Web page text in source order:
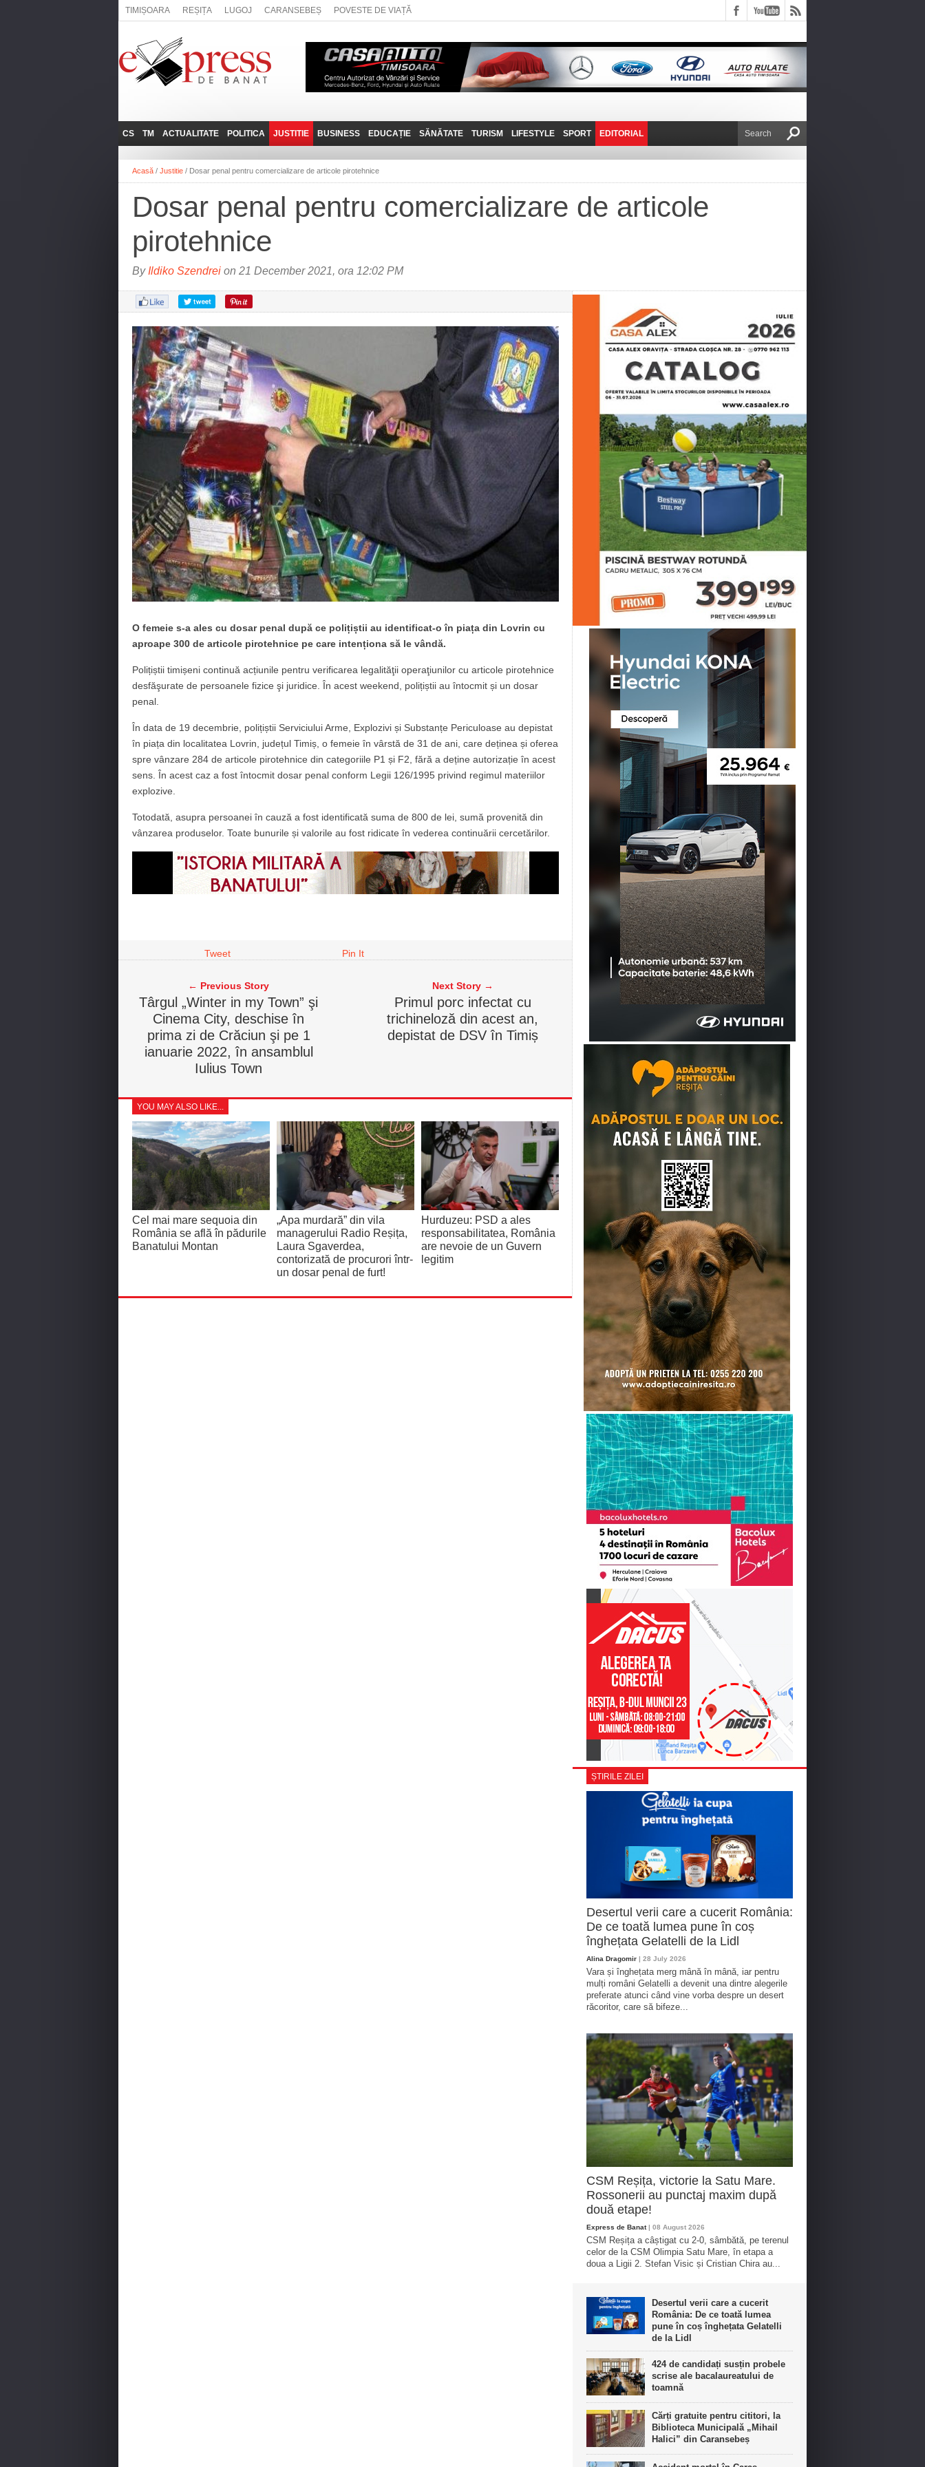
TIMIȘOARA REȘIȚA LUGOJ CARANSEBEȘ POVESTE DE VIAȚĂ
CS
REȘIȚA
CARANSEBEȘ
ANINA
BOCŞA
MOLDOVA NOUĂ
ORAVIȚA
OȚELU ROŞU
TM
LUGOJ
TIMIȘOARA
ACTUALITATE
ADMINISTRATIE
NAȚIONAL
SOCIAL
POLITICA
EXPRESSLIVE
INTERVIURILE
JUSTITIE BUSINESS
JOB-URI
TEHNIT
EDUCAȚIE SĂNĂTATE TURISM
PRIN MUNȚII
FANTASTICUL BANAT
LIFESTYLE
POVESTE DE VIAȚĂ
SPORT EDITORIAL
DE VICTOR NAFIRU
Acasă / Justitie / Dosar penal pentru comercializare de articole pirotehnice
Dosar penal pentru comercializare de articole
pirotehnice
By Ildiko Szendrei on 21 December 2021, ora 12:02 PM
O femeie s-a ales cu dosar penal după ce polițiștii au identificat-o în piața din Lovrin cu
aproape 300 de articole pirotehnice pe care intenționa să le vândă.
Polițiștii timișeni continuă acțiunile pentru verificarea legalităţii operaţiunilor cu articole pirotehnice
desfăşurate de persoanele fizice şi juridice. În acest weekend, polițiștii au întocmit și un dosar
penal.
În data de 19 decembrie, polițiștii Serviciului Arme, Explozivi și Substanțe Periculoase au depistat
în piața din localitatea Lovrin, județul Timiș, o femeie în vârstă de 31 de ani, care deținea și oferea
spre vânzare 284 de articole pirotehnice din categoriile P1 și F2, fără a deține autorizație în acest
sens. În acest caz a fost întocmit dosar penal conform Legii 126/1995 privind regimul materiilor
explozive.
Totodată, asupra persoanei în cauză a fost identificată suma de 800 de lei, sumă provenită din
vânzarea produselor. Toate bunurile și valorile au fost ridicate în vederea continuării cercetărilor.
Tweet Pin It
← Previous Story
Târgul „Winter in my Town” şi
Cinema City, deschise în
prima zi de Crăciun şi pe 1
ianuarie 2022, în ansamblul
Iulius Town
Next Story →
Primul porc infectat cu
trichineloză din acest an,
depistat de DSV în Timiș
YOU MAY ALSO LIKE...
Cel mai mare sequoia din
România se află în pădurile
Banatului Montan
„Apa murdară” din vila
managerului Radio Reșița,
Laura Sgaverdea,
contorizată de procurori într-
un dosar penal de furt!
Hurduzeu: PSD a ales
responsabilitatea, România
are nevoie de un Guvern
legitim
ȘTIRILE ZILEI
Desertul verii care a cucerit România:
De ce toată lumea pune în coș
înghețata Gelatelli de la Lidl
Alina Dragomir | 28 July 2026
Vara și înghețata merg mână în mână, iar pentru
mulți români Gelatelli a devenit una dintre alegerile
preferate atunci când vine vorba despre un desert
răcoritor, care să bifeze...
CSM Reșița, victorie la Satu Mare.
Rossonerii au punctaj maxim după
două etape!
Express de Banat| 08 August 2026
CSM Reșița a câștigat cu 2-0, sâmbătă, pe terenul
celor de la CSM Olimpia Satu Mare, în etapa a
doua a Ligii 2. Stefan Visic și Cristian Chira au...
Desertul verii care a cucerit
România: De ce toată lumea
pune în coș înghețata Gelatelli
de la Lidl
424 de candidați susțin probele
scrise ale bacalaureatului de
toamnă
Cărți gratuite pentru cititori, la
Biblioteca Municipală „Mihail
Halici” din Caransebeș